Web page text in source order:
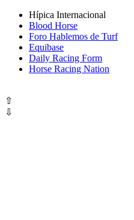
Hípica Internacional
Blood Horse
Foro Hablemos de Turf
Equibase
Daily Racing Form
Horse Racing Nation
⇧
⇩